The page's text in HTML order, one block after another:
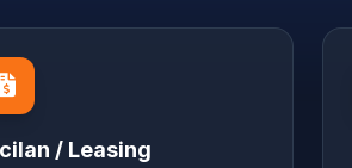
/ Leasing